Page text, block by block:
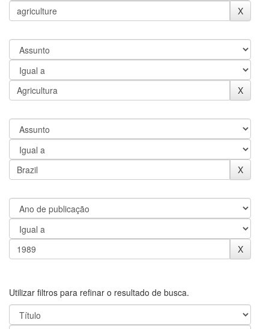
Utilizar filtros para refinar o resultado de busca.